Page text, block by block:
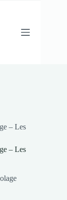
– Les
– Les